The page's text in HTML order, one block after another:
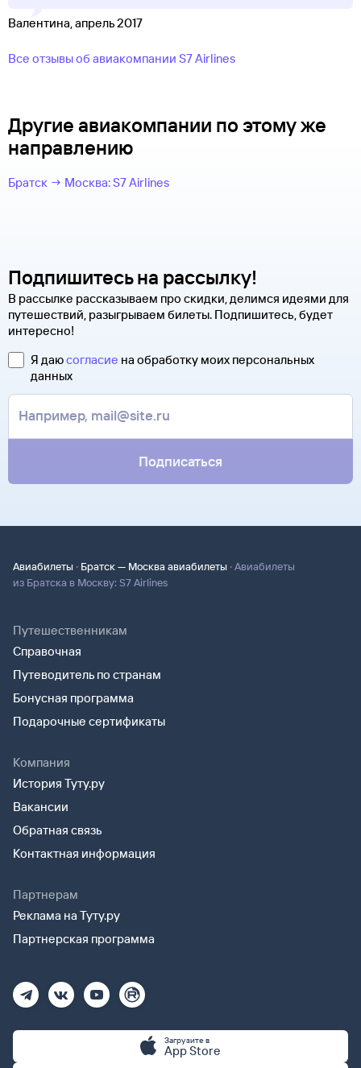
Валентина, апрель 2017
Все отзывы об авиакомпании S7 Airlines
Другие авиакомпании по этому же
направлению
Братск → Москва: S7 Airlines
Подпишитесь на рассылку!
В рассылке рассказываем про скидки, делимся идеями для
путешествий, разыгрываем билеты. Подпишитесь, будет
интересно!
Я даюсогласие на обработку моих персональных
данных
Подписаться
Авиабилеты · Братск — Москва авиабилеты ·Авиабилеты
из Братска в Москву: S7 Airlines
Путешественникам
Справочная
Путеводитель по странам
Бонусная программа
Подарочные сертификаты
Компания
История Туту.ру
Вакансии
Обратная связь
Контактная информация
Партнерам
Реклама на Туту.ру
Партнерская программа
Загрузите в
App Store